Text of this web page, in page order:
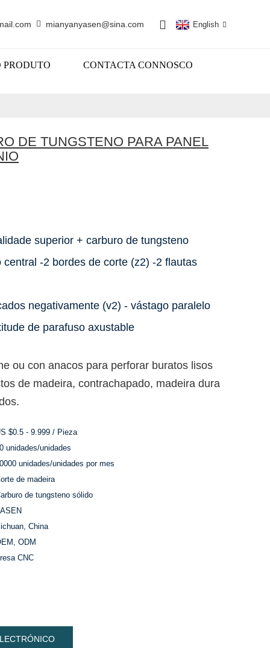
mianyanyasen@sina.com English
PRODUTO CONTACTA CONNOSCO
DE TUNGSTENO PARA PANEL
superior + carburo de tungsteno
-2 bordes de corte (z2) -2 flautas
negativamente (v2) - vástago paralelo
de parafuso axustable
ou con anacos para perforar buratos lisos
de madeira, contrachapado, madeira dura
$0.5 - 9.999 / Pieza
unidades/unidades
unidades/unidades por mes
de madeira
de tungsteno sólido
China
ODM
CNC